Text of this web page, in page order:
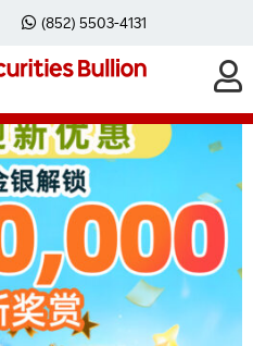
(852) 5503-4131